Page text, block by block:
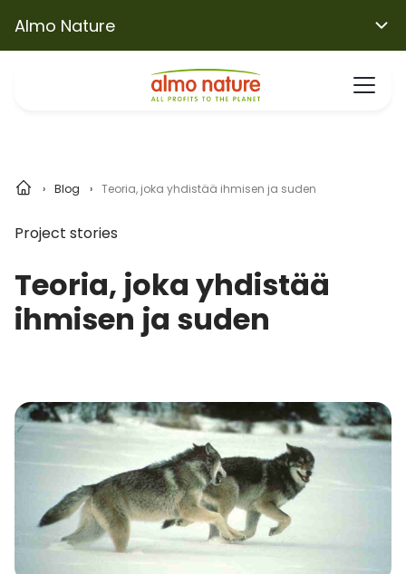
Almo Nature
Blog Teoria, joka yhdistää ihmisen ja suden
Project stories
Teoria, joka yhdistää
ihmisen ja suden